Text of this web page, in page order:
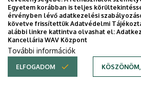
Weboldal
Oldalszámozás
JelenlegiOldal
Egyetem korábban is teljes
érvényben lévő adatkezelési
követve frissítettük Adatvédelmi
alábbi linkre kattintva olvashat el:
Kancellária WAV Központ
További információk
ELFOGADOM